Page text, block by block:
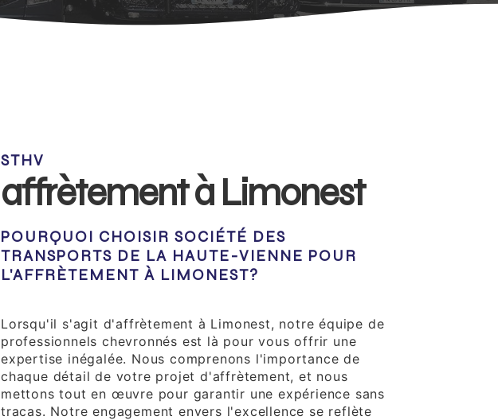
STHV
affrètement à Limonest
POURQUOI CHOISIR SOCIÉTÉ DES
TRANSPORTS DE LA HAUTE-VIENNE POUR
L'AFFRÈTEMENT À LIMONEST?
Lorsqu'il s'agit d'affrètement à Limonest, notre équipe de
professionnels chevronnés est là pour vous offrir une
expertise inégalée. Nous comprenons l'importance de
chaque détail de votre projet d'affrètement, et nous
mettons tout en œuvre pour garantir une expérience sans
tracas. Notre engagement envers l'excellence se reflète